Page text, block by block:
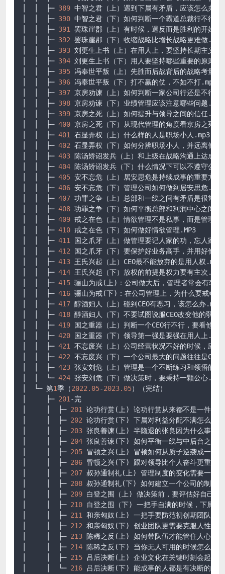
│  │  ├─ 389 中智之君（上）遇到下属有矛盾，应该怎么办
│  │  ├─ 390 中智之君（下）如何判断一个霸道总裁行不行
│  │  ├─ 391
罢珠崖郡（上）有时候，退反而是胜利的开始
│  │  ├─ 392 罢珠崖郡（下）收缩战略比增长战略更难做.mp3
│  │  ├─ 393 刘更生上书（上）在用人上，要坚持长期主义
│  │  ├─ 394 刘更生上书（下）用人要坚持哪些重要的原则
│  │  ├─ 395 冯奉世平叛（上）先胜而后战背后的战略考量
│  │  ├─ 396 冯奉世平叛（下）打不赢的仗，不如不打.mp3
│  │  ├─ 397 京房劝谏（上）如何判断一家公司行还是不行
│  │  ├─ 398 京房劝谏（下）业绩管理应该注意哪些问题.mp3
│  │  ├─ 399 京房之死（上）如何提升与领导之间的信任.mp3
│  │  ├─ 400 京房之死（下）从现代管理的角度看京房之死
│  │  ├─ 401
石显弄权（上）什么样的人是职场小人.mp3
│  │  ├─ 402 石显弄权（下）如何分辨职场小人，并远离他们
│  │  ├─ 403 陈汤矫诏发兵（上）和上级在战略沟通上达成一
│  │  ├─ 404 陈汤矫诏发兵（下）什么情况下可以不遵守公司
│  │  ├─ 405 安不忘危（上）居安思危是持续成事的重要方式
│  │  ├─ 406 安不忘危（下）管理公司如何做到居安思危.mp3
│  │  ├─ 407 功罪之争（上）总部和一线之间有矛盾是很常见
│  │  ├─ 408 功罪之争（下）如何平衡总部和利润中心之间的
│  │  ├─ 409 戒之在色（上）情欲管理不是私事，而是管理问
│  │  ├─ 410 戒之在色（下）如何做好情欲管理.MP3
│  │  ├─ 411
国之爪牙（上）做管理要记人家的功，忘人家的
│  │  ├─ 412 国之爪牙（下）要保护好业务高手，并用好他们
│  │  ├─ 413 王氏兴起（上）CEO最不能放弃的是用人权.mp3
│  │  ├─ 414 王氏兴起（下）放权的前提是权力要有主次.mp3
│  │  ├─ 415 骊山为戒(上)：公司做大后，管理者常会有奢侈
│  │  ├─ 416 骊山为戒(下)：在公司管理上，为什么要戒奢
│  │  ├─ 417 醇酒妇人（上）碰到CEO有恶习，该怎么办.mp3
│  │  ├─ 418 醇酒妇人（下）不要试图说服CEO改变他的弱点
│  │  ├─ 419 国之重器（上）判断一个CEO行不行，要看他身
│  │  ├─ 420 国之重器（下）领导第一强是要强在用人上 .mp3
│  │  ├─ 421
不忘废兴（上）公司经营状况不好的时候，应该
│  │  ├─ 422 不忘废兴（下）一个公司最大的问题往往是CEO
│  │  ├─ 423 张安刘危（上）管理是一个不断练习和领悟的过
│  │  └─ 424 张安刘危（下）做决策时，要秉持一颗公心.MP3
│  └─ 第1季（2022.05-2023.05）（完结）
│     ├─ 201 -完
│     │  ├─ 201
论功行赏(上) 论功行赏从来都不是一件容
│     │  ├─ 202 论功行赏(下) 下属对利益分配不满怎么办
│     │  ├─ 203 张良善谏(上) 半隐退的张良因为什么事再
│     │  ├─ 204 张良善谏(下) 如何平衡一线与中后台之间
│     │  ├─ 205 冒顿之兴(上) 冒顿如何从质子逆袭成一代
│     │  ├─ 206 冒顿之兴(下) 跟对领导比个人奋斗更重要
│     │  ├─ 207 叔孙通制礼(上) 管理制度的变化需要一把
│     │  ├─ 208 叔孙通制礼(下) 如何建立一个公司的制度
│     │  ├─ 209 白登之围（上) 做决策前，要评估好自己和
│     │  ├─ 210 白登之围（下) 一把手自满的时候，下属反
│     │  ├─ 211
和亲匈奴(上) 一把手要防范初创期团队的
│     │  ├─ 212 和亲匈奴(下) 创业团队更需要克服人性的
│     │  ├─ 213 陈稀之反(上) 如何带队伍才能管住人心
│     │  ├─ 214 陈稀之反(下) 当你无人可用的时候怎么办
│     │  ├─ 215 吕后决断(上) 企业文化在关键时刻会起决
│     │  └─ 216 吕后决断(下) 能成事的人都是有决断的人